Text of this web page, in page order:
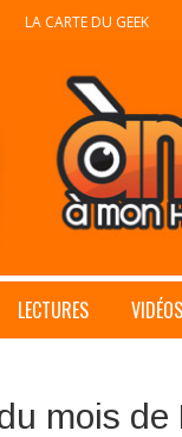
LA CARTE DU GEEK
LECTURES VIDÉOS
mois de